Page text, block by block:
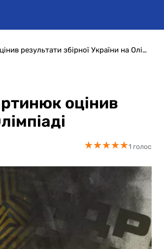
«Могли виступити й краще»: Мартинюк оцінив результати збірної України на Олімпіаді
оцінив
★★★★★
★★★★★1 голос